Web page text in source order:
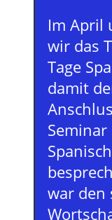
Im April
wir das
Tage
damit
war den